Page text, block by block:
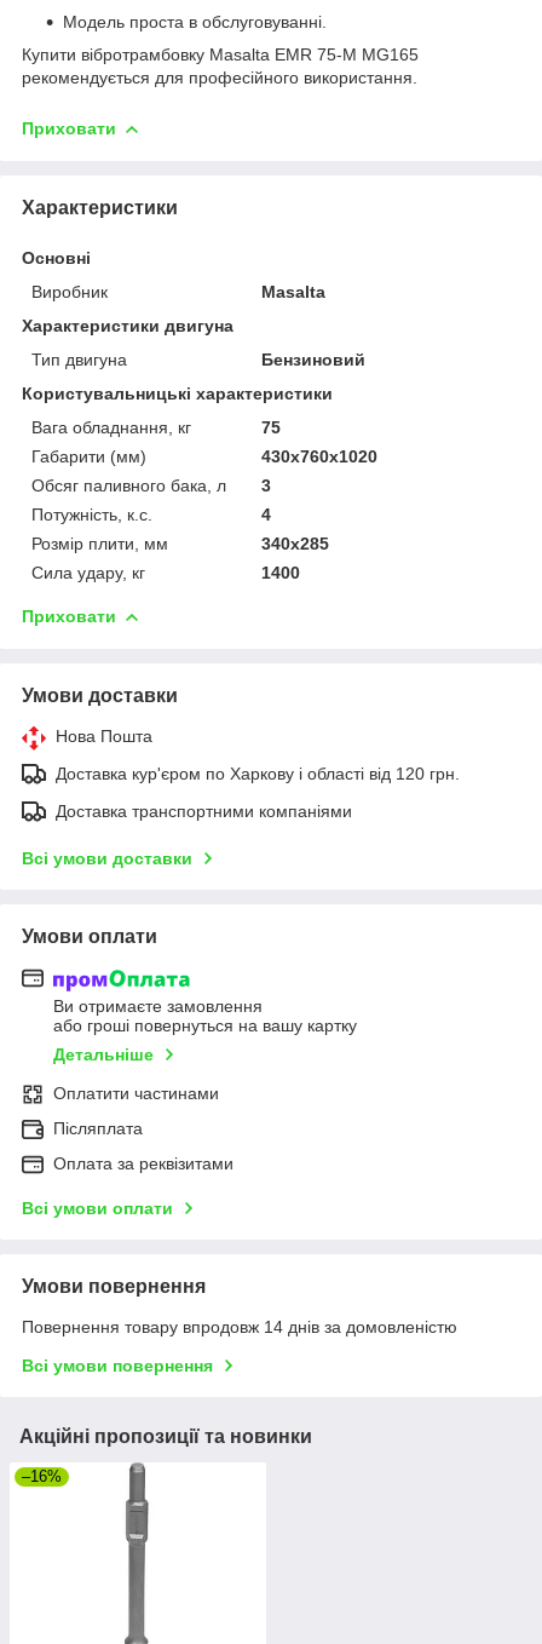
Модель проста в обслуговуванні.
Купити вібротрамбовку Masalta EMR 75-M MG165
рекомендується для професійного використання.
Приховати
Характеристики
Основні
Виробник
Masalta
Характеристики двигуна
Тип двигуна
Бензиновий
Користувальницькі характеристики
Вага обладнання, кг
75
Габарити (мм)
430х760х1020
Обсяг паливного бака, л
3
Потужність, к.с.
4
Розмір плити, мм
340х285
Сила удару, кг
1400
Приховати
Умови доставки
Нова Пошта
Доставка кур'єром по Харкову і області від 120 грн.
Доставка транспортними компаніями
Всі умови доставки
Умови оплати
Ви отримаєте замовлення
або гроші повернуться на вашу картку
Детальніше
Оплатити частинами
Післяплата
Оплата за реквізитами
Всі умови оплати
Умови повернення
Повернення товару впродовж 14 днів за домовленістю
Всі умови повернення
Акційні пропозиції та новинки
–16%